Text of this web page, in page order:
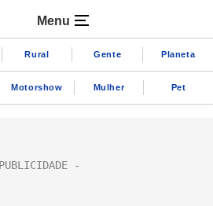
Menu
Rural Gente Planeta
Motorshow Mulher Pet